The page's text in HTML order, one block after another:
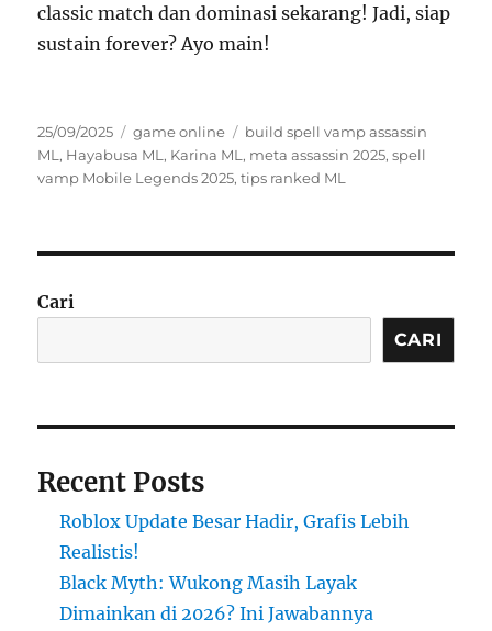
classic match dan dominasi sekarang! Jadi, siap
sustain forever? Ayo main!
Posted
on
25/09/2025 Categories
game online Tags
build spell vamp assassin
ML , Hayabusa ML , Karina ML , meta assassin 2025,spell
vamp Mobile Legends 2025,tips ranked ML
Cari
CARI
Recent Posts
Roblox Update Besar Hadir, Grafis Lebih
Realistis!
Black Myth: Wukong Masih Layak
Dimainkan di 2026? Ini Jawabannya